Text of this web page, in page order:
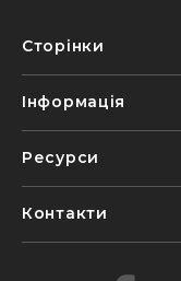
Сторінки
Інформація
Ресурси
Контакти